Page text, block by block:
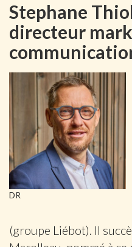
Stephane
directeur
DR
(groupe Liébot). Il